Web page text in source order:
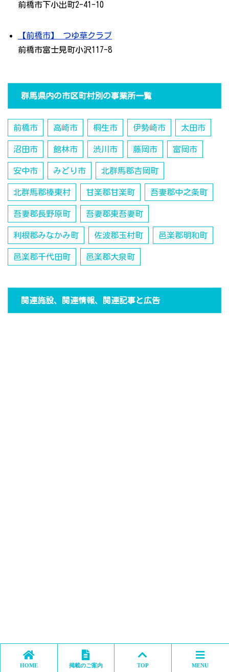
前橋市下小出町2-41-10
【前橋市】 つゆ草クラブ
前橋市富士見町小沢117-8
群馬県内の市区町村別の事業所一覧
前橋市 高崎市 桐生市 伊勢崎市 太田市
沼田市 館林市 渋川市 藤岡市 富岡市
安中市 みどり市 北群馬郡吉岡町
北群馬郡榛東村 甘楽郡甘楽町 吾妻郡中之条町
吾妻郡長野原町 吾妻郡東吾妻町
利根郡みなかみ町 佐波郡玉村町 邑楽郡明和町
邑楽郡千代田町 邑楽郡大泉町
関連施設、関連情報、関連記事と広告
HOME 掲載のご案内 TOP MENU